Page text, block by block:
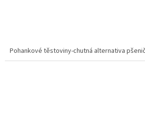
Pohankové těstoviny-chutná alternativa